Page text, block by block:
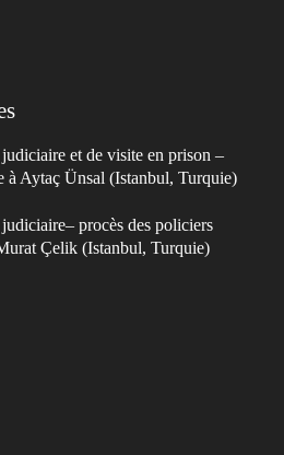
et de visite en prison –
Aytaç Ünsal (Istanbul, Turquie)
procès des policiers
Çelik (Istanbul, Turquie)